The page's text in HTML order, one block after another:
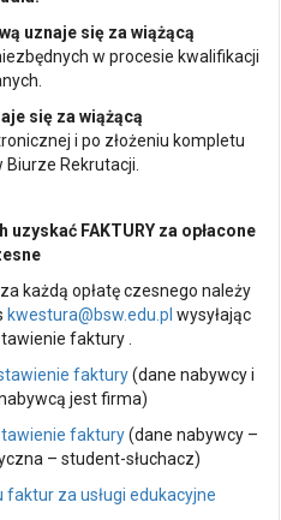
uznaje się za wiążącą
w procesie kwalifikacji
się za wiążącą
i po złożeniu kompletu
Rekrutacji.
FAKTURY za opłacone
każdą opłatę czesnego należy
kwestura@bsw.edu.pl wysyłając
faktury .
faktury(dane nabywcy i
jest firma)
faktury(dane nabywcy –
– student-słuchacz)
za usługi edukacyjne